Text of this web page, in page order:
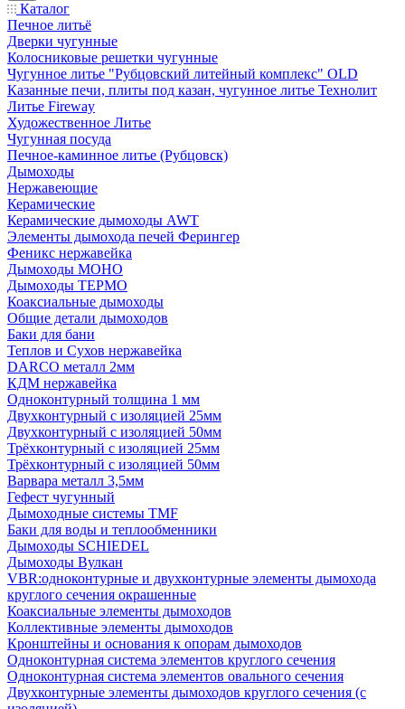
Каталог
Печное литьё
Дверки чугунные
Колосниковые решетки чугунные
Чугунное литье "Рубцовский литейный комплекс" OLD
Казанные печи, плиты под казан, чугунное литье Технолит
Литье Fireway
Художественное Литье
Чугунная посуда
Печное-каминное литье (Рубцовск)
Дымоходы
Нержавеющие
Керамические
Керамические дымоходы AWT
Элементы дымохода печей Ферингер
Феникс нержавейка
Дымоходы МОНО
Дымоходы ТЕРМО
Коаксиальные дымоходы
Общие детали дымоходов
Баки для бани
Теплов и Сухов нержавейка
DARCO металл 2мм
КДМ нержавейка
Одноконтурный толщина 1 мм
Двухконтурный с изоляцией 25мм
Двухконтурный с изоляцией 50мм
Трёхконтурный с изоляцией 25мм
Трёхконтурный с изоляцией 50мм
Варвара металл 3,5мм
Гефест чугунный
Дымоходные системы TMF
Баки для воды и теплообменники
Дымоходы SCHIEDEL
Дымоходы Вулкан
VBR:одноконтурные и двухконтурные элементы дымохода
круглого сечения окрашенные
Коаксиальные элементы дымоходов
Коллективные элементы дымоходов
Кронштейны и основания к опорам дымоходов
Одноконтурная система элементов круглого сечения
Одноконтурная система элементов овального сечения
Двухконтурные элементы дымоходов круглого сечения (с